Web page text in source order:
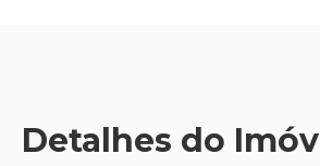
Detalhes do